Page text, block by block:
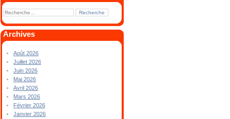
Archives
Août 2026
Juillet 2026
Juin 2026
Mai 2026
Avril 2026
Mars 2026
Février 2026
Janvier 2026